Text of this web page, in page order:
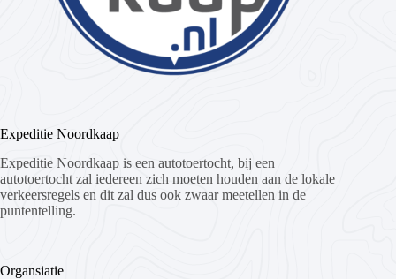
Expeditie Noordkaap
Expeditie Noordkaap is een autotoertocht, bij een
autotoertocht zal iedereen zich moeten houden aan de lokale
verkeersregels en dit zal dus ook zwaar meetellen in de
puntentelling.
Organsiatie